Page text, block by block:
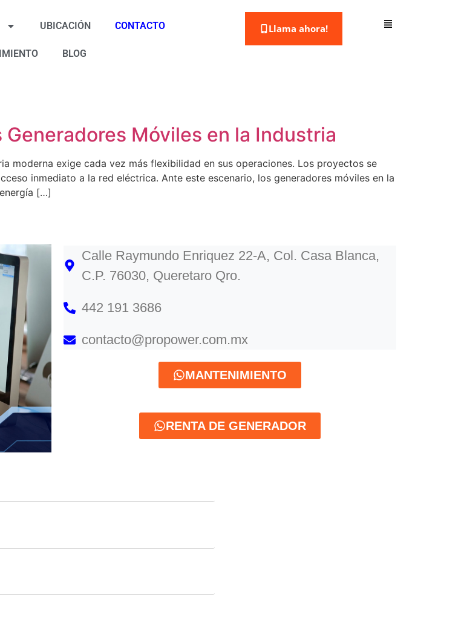
UBICACIÓN CONTACTO
BLOG
Llama ahora!
Móviles en la Industria
moderna exige cada vez más flexibilidad en sus operaciones. Los proyectos se
inmediato a la red eléctrica. Ante este escenario, los generadores móviles en la
[…]
Calle Raymundo Enriquez 22-A, Col. Casa Blanca,
C.P. 76030, Queretaro Qro.
442 191 3686
contacto@propower.com.mx
MANTENIMIENTO
RENTA DE GENERADOR